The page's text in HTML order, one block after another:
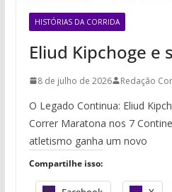
HISTÓRIAS DA CORRIDA
Eliud Kipchoge e
8 de julho de 2026 Redação
O Legado Continua: Eliud
Correr Maratona nos 7
atletismo ganha um novo
Compartilhe isso: